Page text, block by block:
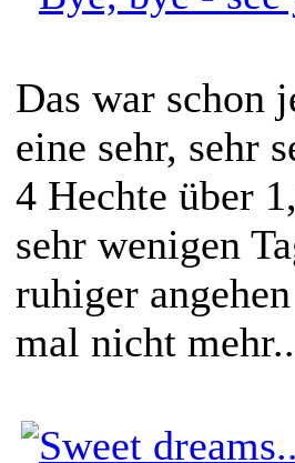
Das war schon
eine sehr, sehr
4 Hechte über
sehr wenigen
ruhiger
mal nicht